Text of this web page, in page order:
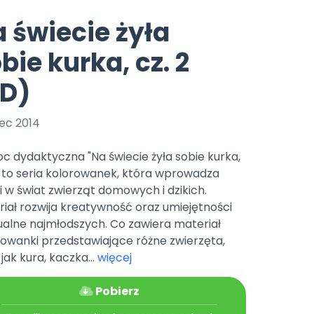
Archiwalne numery
Pomoc
Nowości
czerwca 2024 r. uzyskała
r. Nr decyzji:
Online.
Bliżej Pieska
Pomoc zwierzętom
Książka (dla) Przedszkolaka
Promowanie czytelnictwa
TikTok
Zobacz nas na TikToku
YouTube
Filmy edukacyjne
świecie żyła
kurka, cz. 2
2014
dydaktyczna "Na świecie żyła sobie kurka,
to seria kolorowanek, która wprowadza
w świat zwierząt domowych i dzikich.
rozwija kreatywność oraz umiejętności
najmłodszych. Co zawiera materiał
przedstawiające różne zwierzęta,
kura, kaczka... więcej
Pobierz